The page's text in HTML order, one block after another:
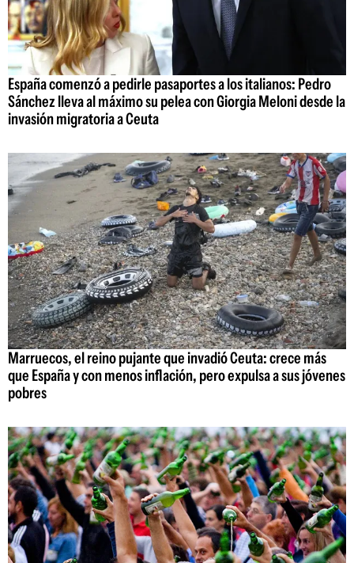
España comenzó a pedirle pasaportes a los italianos: Pedro
Sánchez lleva al máximo su pelea con Giorgia Meloni desde la
invasión migratoria a Ceuta
Marruecos, el reino pujante que invadió Ceuta: crece más
que España y con menos inflación, pero expulsa a sus jóvenes
pobres